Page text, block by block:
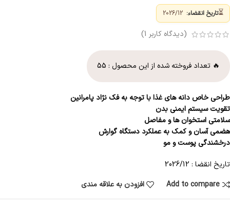
⏳تاریخ انقضاء:
(دیدگاه کاربر 1
)
🔥 تعداد فروخته شده از این محصول : 55
طراحی خاص دانه های غذا با توجه به فک نژاد پامرانین
تقویت سیستم ایمنی بدن
سلامتی استخوان ها و مفاصل
هضمی آسان و کمک به عملکرد دستگاه گوارش
درخشندگی پوست و مو
تاریخ انقضا : 2026/12
Add to compare
افزودن به علاقه مندی